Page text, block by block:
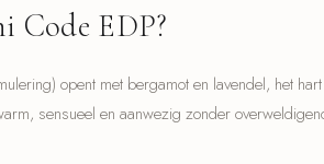
Code EDP?
opent met bergamot en lavendel, het
sensueel en aanwezig zonder